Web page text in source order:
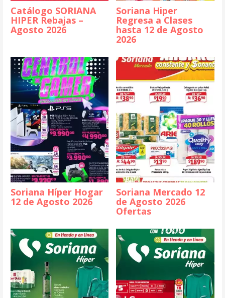
Catálogo SORIANA
HIPER Rebajas –
Agosto 2026
Soriana Hiper
Regresa a Clases
hasta 12 de Agosto
2026
Soriana Híper Hogar
12 de Agosto 2026
Soriana Mercado 12
de Agosto 2026
Ofertas